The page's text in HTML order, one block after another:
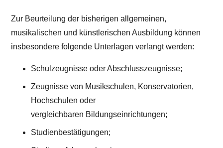
Zur Beurteilung der bisherigen allgemeinen,
musikalischen und künstlerischen Ausbildung können
insbesondere folgende Unterlagen verlangt werden:
Schulzeugnisse oder Abschlusszeugnisse;
Zeugnisse von Musikschulen, Konservatorien,
Hochschulen oder
vergleichbaren Bildungseinrichtungen;
Studienbestätigungen;